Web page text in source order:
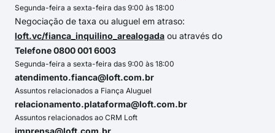
Segunda-feira a sexta-feira das 9:00 às 18:00
Negociação de taxa ou aluguel em atraso:
loft.vc/fianca_inquilino_arealogada ou através do
Telefone 0800 001 6003
Segunda-feira a sexta-feira das 9:00 às 18:00
atendimento.fianca@loft.com.br
Assuntos relacionados a Fiança Aluguel
relacionamento.plataforma@loft.com.br
Assuntos relacionados ao CRM Loft
imprensa@loft.com.br